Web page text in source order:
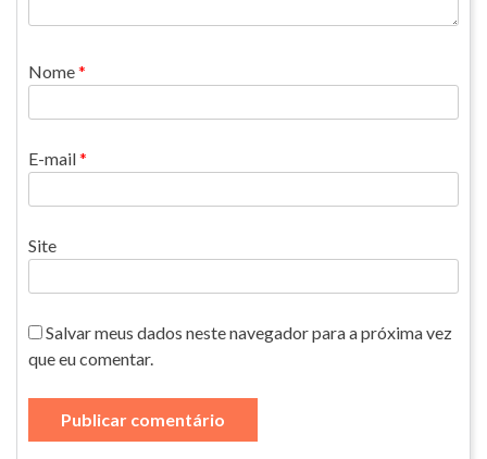
Nome*
E-mail*
Site
Salvar meus dados neste navegador para a próxima vez
que eu comentar.